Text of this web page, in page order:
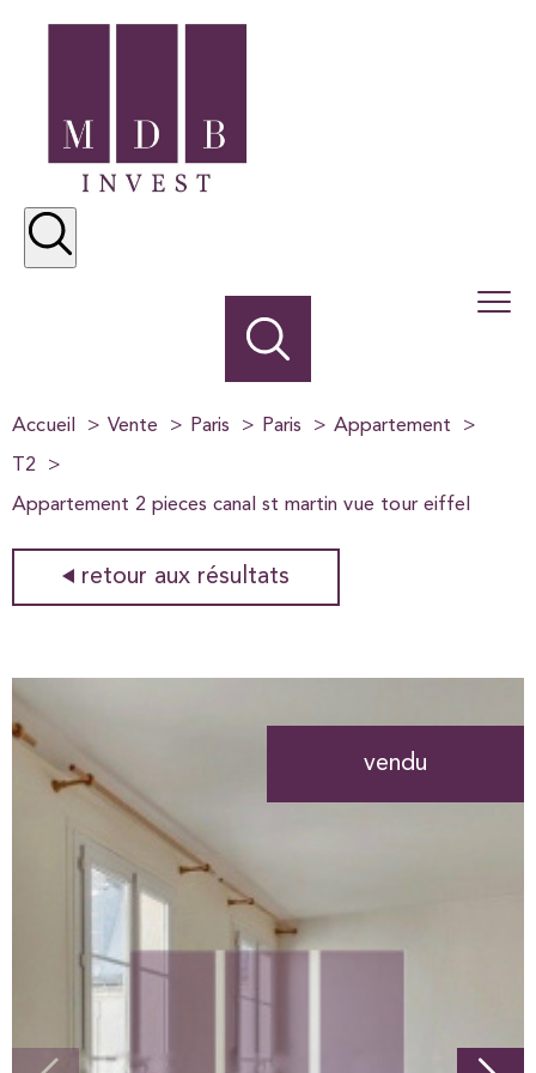
Accueil Vente Paris Paris
Appartement
T2
Appartement 2 pieces canal st martin vue tour eiffel
retour aux résultats
vendu